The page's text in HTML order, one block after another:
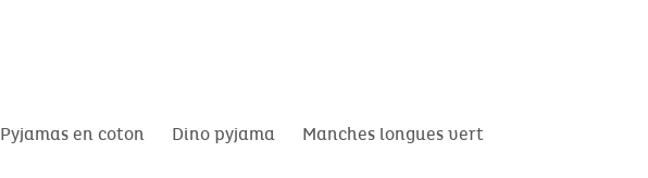
Pyjamas en coton Dino pyjama
Manches longues vert